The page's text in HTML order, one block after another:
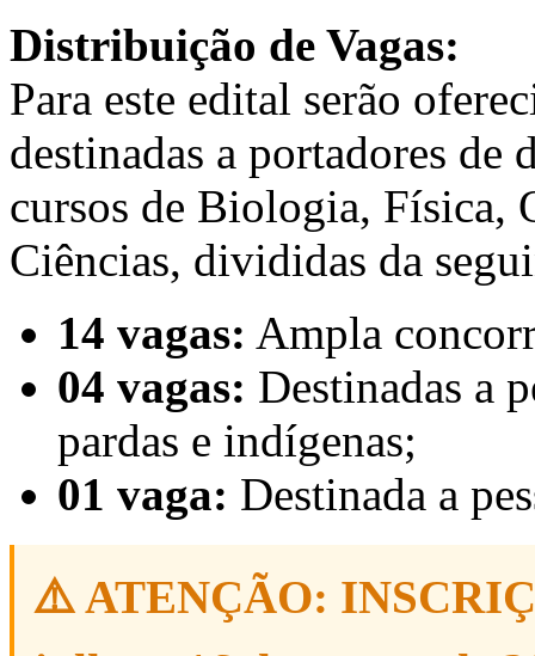
Distribuição de Vagas:
Para este edital serão
destinadas a portadores
cursos de Biologia, Física,
Ciências, divididas da
14 vagas: Ampla
04 vagas: Destinadas a
pardas e indígenas;
01 vaga: Destinada a
⚠️ ATENÇÃO: